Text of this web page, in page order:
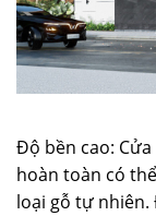
Độ bền cao:
hoàn toàn có
loại gỗ tự